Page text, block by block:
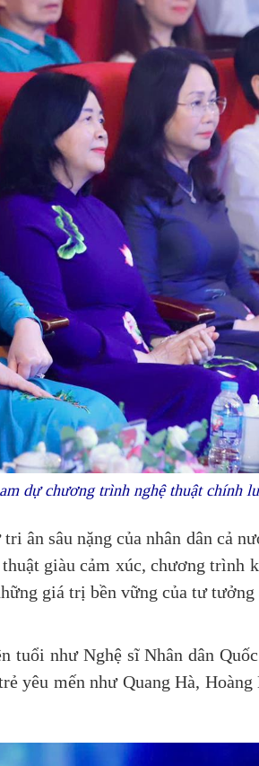
dự chương trình nghệ thuật chính
ân sâu nặng của nhân dân cả
giàu cảm xúc, chương trình
giá trị bền vững của tư
tuổi như Nghệ sĩ Nhân dân
yêu mến như Quang Hà,